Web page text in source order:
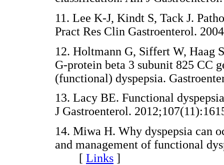
11. Lee K-J, Kindt S, Tack J.
Pract Res Clin Gastroenterol.
12. Holtmann G, Siffert W, Haag
G-protein beta 3 subunit 825 CC
(functional) dyspepsia.
13. Lacy BE. Functional
J Gastroenterol.
14. Miwa H. Why dyspepsia can
and management of functional
[ Links ]